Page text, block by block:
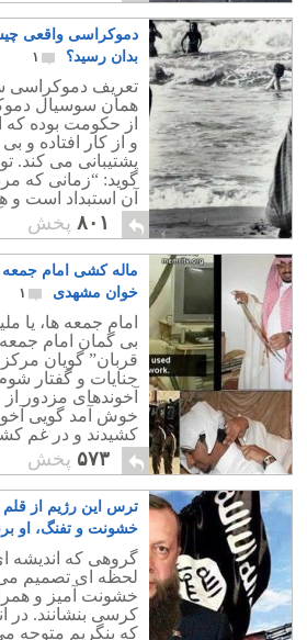
دموکراسی واقعی
بدان رسید؟
۱
تعریف دموکراسی
همان سوسیال
از حکومت بوده که از
و از کار افتاده
پشتیبانی می
گوید: “زمانی که
آن استبداد است و
مردمان می ترسد،
۸۰۱ پخش
ماله کشی امام
خوان مشهدی
۱
امام جمعه ها، یا
بی گمان امام
قربان” گویان
جنایات و گفتار
آخوندهای مزدور
خوش آمد گویی
کشیدند و در غم
نوحه سرایی
ناسزا گفتند.
۵۷۳ پخش
ترس این رژیم از
خشونت و تفنگ، او
گروهی که اندیشه ای
لحظه ای تصمیم می
خشونت آمیز و
کرسی بنشانند. در
که بنگریم متوجه